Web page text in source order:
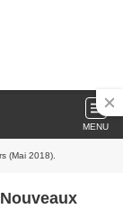
MENU
(Mai 2018).